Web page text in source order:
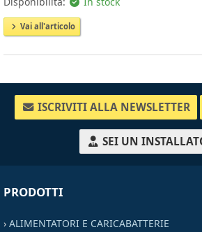
Vai all'articolo
ISCRIVITI ALLA NEWSLETTER
SEI UN
PRODOTTI
› ALIMENTATORI E CARICABATTERIE